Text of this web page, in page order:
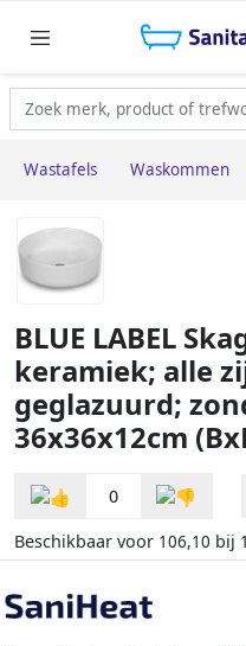
Wastafels Waskommen
BLUE LABEL
keramiek; alle
geglazuurd;
36x36x12cm
0
Beschikbaar voor 106,10 bij 1